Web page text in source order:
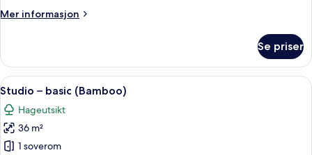
Mer informasjon
Mer
Studio
Se priser
Åpne
alle
bildene
av
Studio
5
Studio – basic (Bamboo)
Hageutsikt
36 m²
1 soverom